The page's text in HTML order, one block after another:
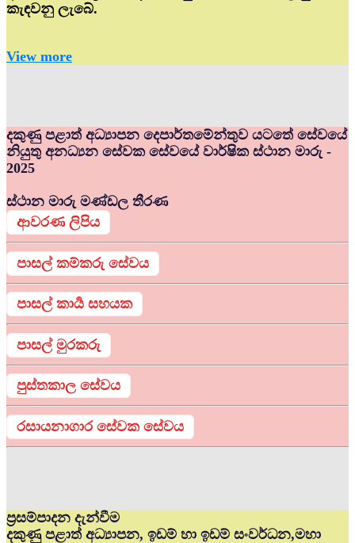
කැඳවනු ලැබේ.
View more
දකුණු පළාත් අධ්‍යාපන දෙපාර්තමේන්තුව යටතේ සේවයේ
නියුතු අනධ්‍යන සේවක සේවයේ වාර්ෂික ස්ථාන මාරු -
2025
ස්ථාන මාරු මණ්ඩල තීරණ
ආවරණ ලිපිය
පාසල් කම්කරු සේවය
පාසල් කාර්‍ය සහයක
පාසල් මුරකරු
පුස්තකාල සේවය
රසායනාගාර සේවක සේවය
ප්‍රසම්පාදන දැන්වීම
දකුණු පළාත් අධ්‍යාපන, ඉඩම් හා ඉඩම් සංවර්ධන,මහා